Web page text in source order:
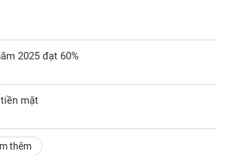
2025 đạt 60%
mặt
thêm